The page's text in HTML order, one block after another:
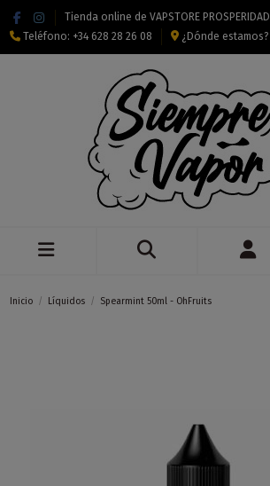
Tienda online de VAPSTORE PROSPERIDAD
Teléfono: +34 628 28 26 08 ¿Dónde estamos?
Inicio Líquidos Spearmint 50ml - OhFruits